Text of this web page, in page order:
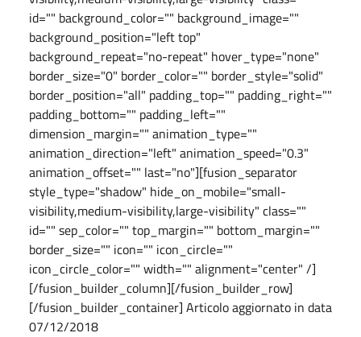
id="" background_color="" background_image=""
background_position="left top"
background_repeat="no-repeat" hover_type="none"
border_size="0" border_color="" border_style="solid"
border_position="all" padding_top="" padding_right=""
padding_bottom="" padding_left=""
dimension_margin="" animation_type=""
animation_direction="left" animation_speed="0.3"
animation_offset="" last="no"][fusion_separator
style_type="shadow" hide_on_mobile="small-
visibility,medium-visibility,large-visibility" class=""
id="" sep_color="" top_margin="" bottom_margin=""
border_size="" icon="" icon_circle=""
icon_circle_color="" width="" alignment="center" /]
[/fusion_builder_column][/fusion_builder_row]
[/fusion_builder_container] Articolo aggiornato in data
07/12/2018